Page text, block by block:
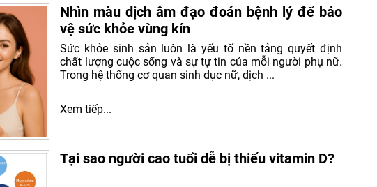
Nhìn màu dịch âm đạo đoán bệnh lý để bảo
vệ sức khỏe vùng kín
Sức khỏe sinh sản luôn là yếu tố nền tảng quyết định
chất lượng cuộc sống và sự tự tin của mỗi người phụ nữ.
Trong hệ thống cơ quan sinh dục nữ, dịch ...
Xem tiếp...
Tại sao người cao tuổi dễ bị thiếu vitamin D?